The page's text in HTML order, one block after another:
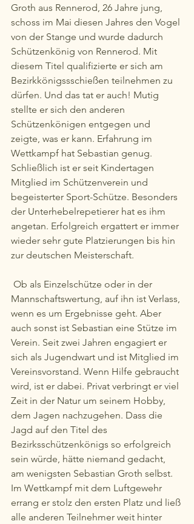
Groth aus Rennerod, 26 Jahre jung,
schoss im Mai diesen Jahres den Vogel
von der Stange und wurde dadurch
Schützenkönig von Rennerod. Mit
diesem Titel qualifizierte er sich am
Bezirkkönigssschießen teilnehmen zu
dürfen. Und das tat er auch! Mutig
stellte er sich den anderen
Schützenkönigen entgegen und
zeigte, was er kann. Erfahrung im
Wettkampf hat Sebastian genug.
Schließlich ist er seit Kindertagen
Mitglied im Schützenverein und
begeisterter Sport-Schütze. Besonders
der Unterhebelrepetierer hat es ihm
angetan. Erfolgreich ergattert er immer
wieder sehr gute Platzierungen bis hin
zur deutschen Meisterschaft.
Ob als Einzelschütze oder in der
Mannschaftswertung, auf ihn ist Verlass,
wenn es um Ergebnisse geht. Aber
auch sonst ist Sebastian eine Stütze im
Verein. Seit zwei Jahren engagiert er
sich als Jugendwart und ist Mitglied im
Vereinsvorstand. Wenn Hilfe gebraucht
wird, ist er dabei. Privat verbringt er viel
Zeit in der Natur um seinem Hobby,
dem Jagen nachzugehen. Dass die
Jagd auf den Titel des
Bezirksschützenkönigs so erfolgreich
sein würde, hätte niemand gedacht,
am wenigsten Sebastian Groth selbst.
Im Wettkampf mit dem Luftgewehr
errang er stolz den ersten Platz und ließ
alle anderen Teilnehmer weit hinter